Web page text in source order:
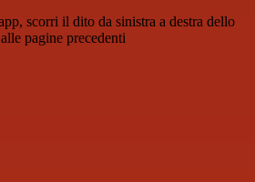
scorri il dito da sinistra a destra dello
pagine precedenti